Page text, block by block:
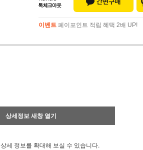
이벤트 페이포인트 적립 혜택 2배 UP!
상세정보 새창 열기
상세 정보를 확대해 보실 수 있습니다.